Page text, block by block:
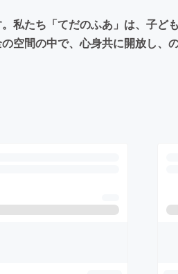
私たち「てだのふあ」は、子ど
空間の中で、心身共に開放し、